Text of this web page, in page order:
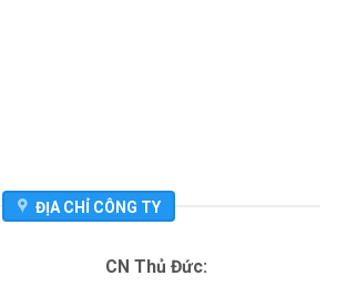
ĐỊA CHỈ CÔNG TY
CN Thủ Đức: